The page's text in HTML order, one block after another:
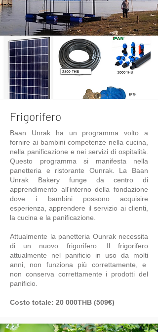
Frigorifero
Baan Unrak ha un programma volto a
fornire ai bambini competenze nella cucina,
nella panificazione e nei servizi di ospitalità.
Questo programma si manifesta nella
panetteria e ristorante Ounrak. La Baan
Unrak Bakery funge da centro di
apprendimento all'interno della fondazione
dove i bambini possono acquisire
esperienza, apprendere il servizio ai clienti,
la cucina e la panificazione.
Attualmente la panetteria Ounrak necessita
di un nuovo frigorifero. Il frigorifero
attualmente nel panificio in uso da molti
anni, non funziona più correttamente, e
non conserva correttamente i prodotti del
panificio.
Costo totale: 20 000THB (509€)